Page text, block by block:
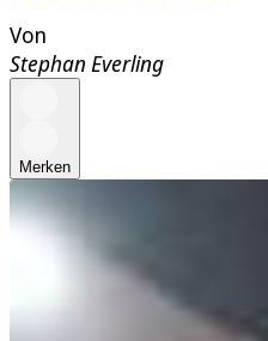
Von
Stephan Everling
Merken